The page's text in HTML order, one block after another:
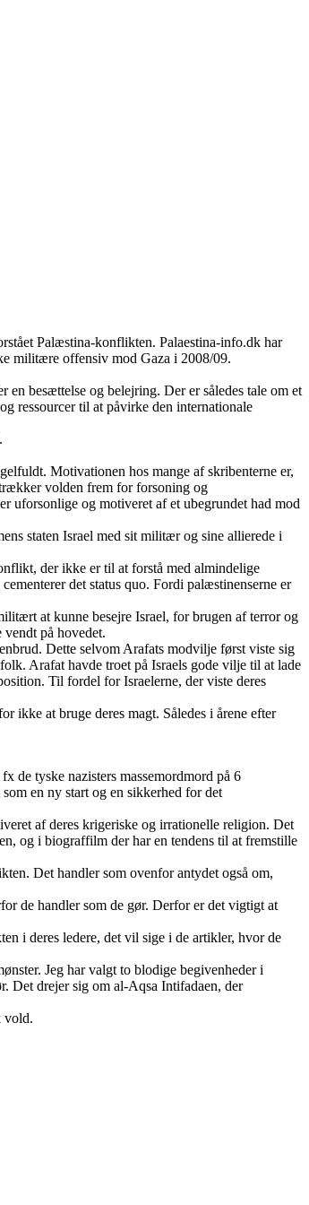
Palæstina-konflikten. Palaestina-info.dk har
militære offensiv mod Gaza i 2008/09.
en besættelse og belejring. Der er således tale om et
ressourcer til at påvirke den internationale
Motivationen hos mange af skribenterne er,
volden frem for forsoning og
uforsonlige og motiveret af et ubegrundet had mod
staten Israel med sit militær og sine allierede i
der ikke er til at forstå med almindelige
det status quo. Fordi palæstinenserne er
at kunne besejre Israel, for brugen af terror og
på hovedet.
Dette selvom Arafats modvilje først viste sig
Arafat havde troet på Israels gode vilje til at lade
Til fordel for Israelerne, der viste deres
ikke at bruge deres magt. Således i årene efter
de tyske nazisters massemordmord på 6
en ny start og en sikkerhed for det
af deres krigeriske og irrationelle religion. Det
og i biograffilm der har en tendens til at fremstille
Det handler som ovenfor antydet også om,
de handler som de gør. Derfor er det vigtigt at
i deres ledere, det vil sige i de artikler, hvor de
Jeg har valgt to blodige begivenheder i
Det drejer sig om al-Aqsa Intifadaen, der
vold.